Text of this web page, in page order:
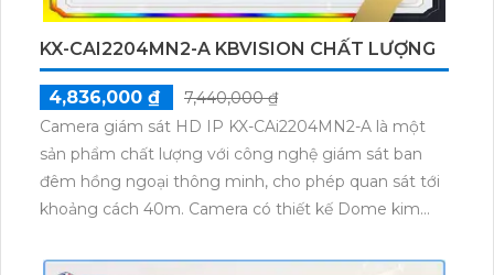
KX-CAI2204MN2-A KBVISION CHẤT LƯỢNG
4,836,000 ₫
7,440,000 ₫
Camera giám sát HD IP KX-CAi2204MN2-A là một
sản phẩm chất lượng với công nghệ giám sát ban
đêm hồng ngoại thông minh, cho phép quan sát tới
khoảng cách 40m. Camera có thiết kế Dome kim
nghệ IP, đảm bảo cho hình ảnh sắc nét và chất